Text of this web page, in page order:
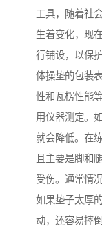
工具，随着社
生着变化，现
行铺设，以保
体操垫的包装
性和瓦楞性能
用仪器测定。
就会降低。在
且主要是脚和
受伤。通常情
如果垫子太厚
动，还容易摔